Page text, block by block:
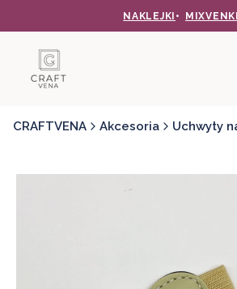
NAKLEJKI • MIXVENKI
CRAFTVENA Akcesoria Uchwyty